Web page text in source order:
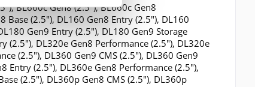
BL660c Gen8 (2.5"), BL660c Gen8
Base (2.5"), DL160 Gen8 Entry (2.5"), DL160
Gen9 Entry (2.5"), DL180 Gen9 Storage
(2.5"), DL320e Gen8 Performance (2.5"), DL320e
(2.5"), DL360 Gen9 CMS (2.5"), DL360 Gen9
Entry (2.5"), DL360e Gen8 Performance (2.5"),
(2.5"), DL360p Gen8 CMS (2.5"), DL360p